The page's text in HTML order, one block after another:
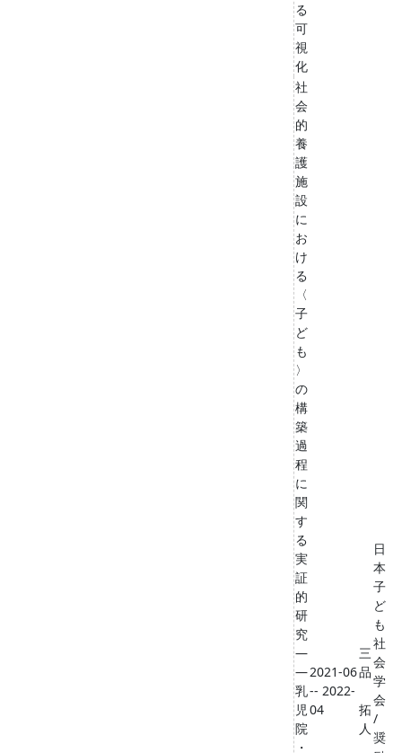
る
可
視
化
社
会
的
養
護
施
設
に
お
け
る
〈
子
ど
も
〉
の
構
築
過
程
に
関
す
る
実
証
的
研
究
―
―
乳
児
院
・
2021-06
-- 2022-
04
三
品
拓
人
日
本
子
ど
も
社
会
学
会
/
奨